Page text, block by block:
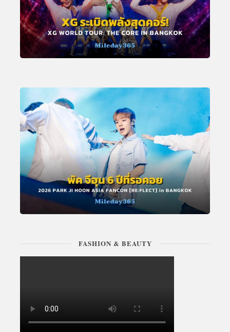
FASHION & BEAUTY